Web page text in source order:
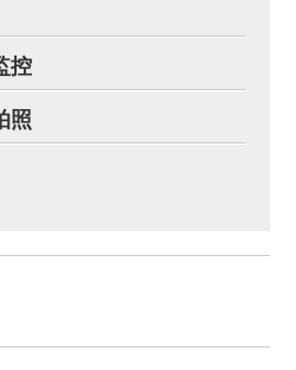
控
照